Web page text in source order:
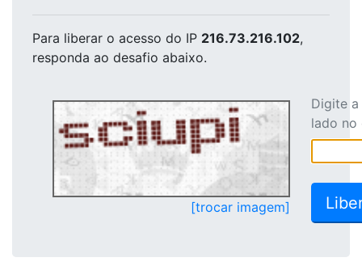
Para liberar o acesso do IP 216.73.216.102,
responda ao desafio abaixo.
[trocar imagem]
Digite
lado no